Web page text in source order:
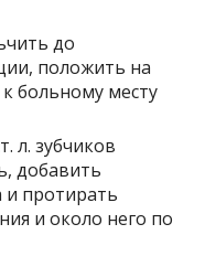
до
положить на
больному месту
л. зубчиков
добавить
и протирать
и около него по